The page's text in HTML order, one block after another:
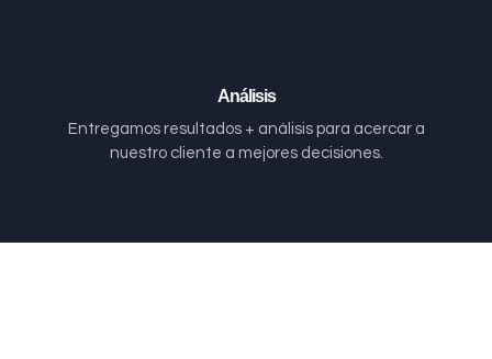
Análisis
Entregamos resultados + análisis para acercar a
nuestro cliente a mejores decisiones.